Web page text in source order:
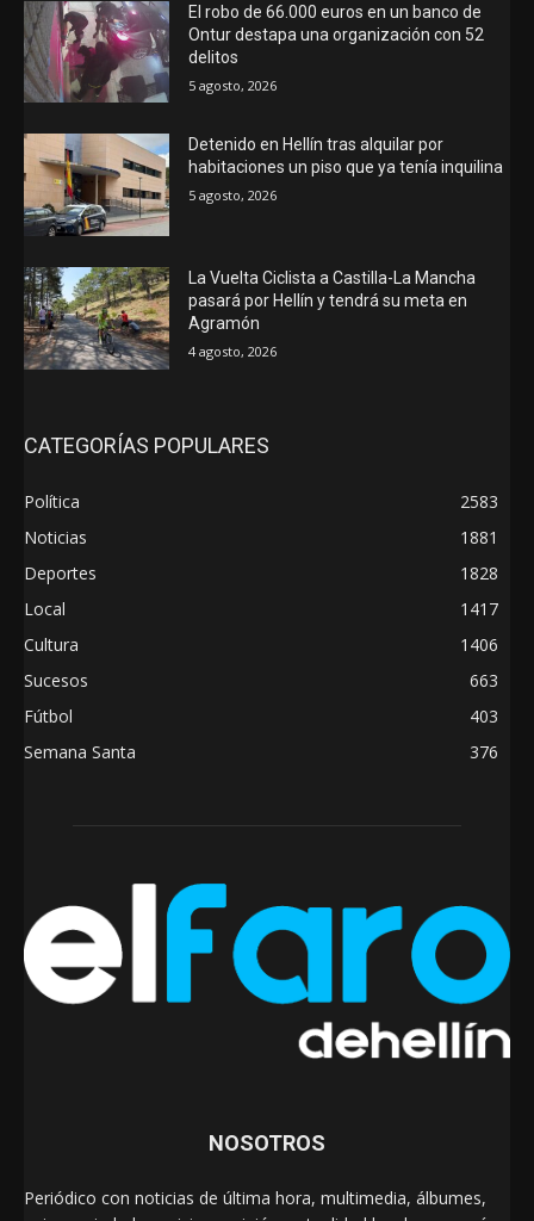
El robo de 66.000 euros en un banco de
Ontur destapa una organización con 52
delitos
5 agosto, 2026
Detenido en Hellín tras alquilar por
habitaciones un piso que ya tenía inquilina
5 agosto, 2026
La Vuelta Ciclista a Castilla-La Mancha
pasará por Hellín y tendrá su meta en
Agramón
4 agosto, 2026
CATEGORÍAS POPULARES
Política
2583
Noticias
1881
Deportes
1828
Local
1417
Cultura
1406
Sucesos
663
Fútbol
403
Semana Santa
376
NOSOTROS
Periódico con noticias de última hora, multimedia, álbumes,